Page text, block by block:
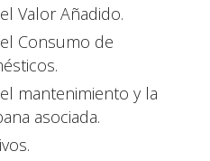
Valor Añadido.
Consumo de
mantenimiento y la
asociada.